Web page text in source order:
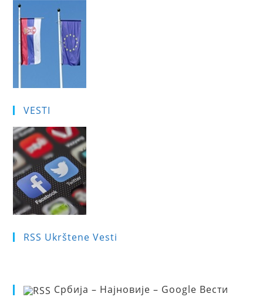
VESTI
RSS Ukrštene Vesti
Србија – Најновије – Google Вести